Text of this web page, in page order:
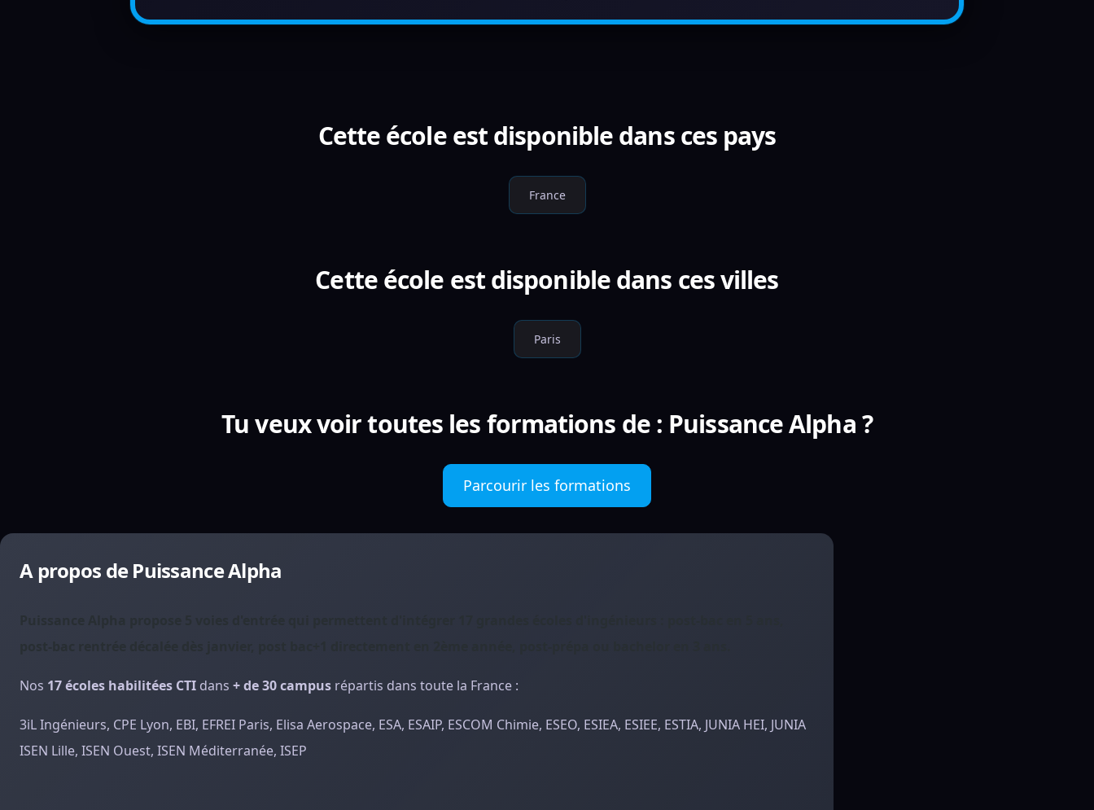
Cette école est disponible dans ces pays
France
Cette école est disponible dans ces villes
Paris
Tu veux voir toutes les formations de : Puissance Alpha ?
Parcourir les formations
A propos de Puissance Alpha
Nos 17 écoles habilitées CTI dans + de 30 campus répartis dans toute la France :
3iL Ingénieurs, CPE Lyon, EBI, EFREI Paris, Elisa Aerospace, ESA, ESAIP, ESCOM Chimie, ESEO, ESIEA, ESIEE, ESTIA, JUNIA HEI, JUNIA
ISEN Lille, ISEN Ouest, ISEN Méditerranée, ISEP